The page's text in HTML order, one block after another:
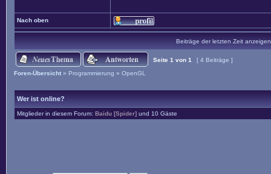
Nach oben
Beiträge der letzten Zeit
Seite 1 von 1
[ 4 Beiträge ]
Foren-Übersicht » Programmierung » OpenGL
Wer ist online?
Mitglieder in diesem Forum: Baidu [Spider] und 10 Gäste